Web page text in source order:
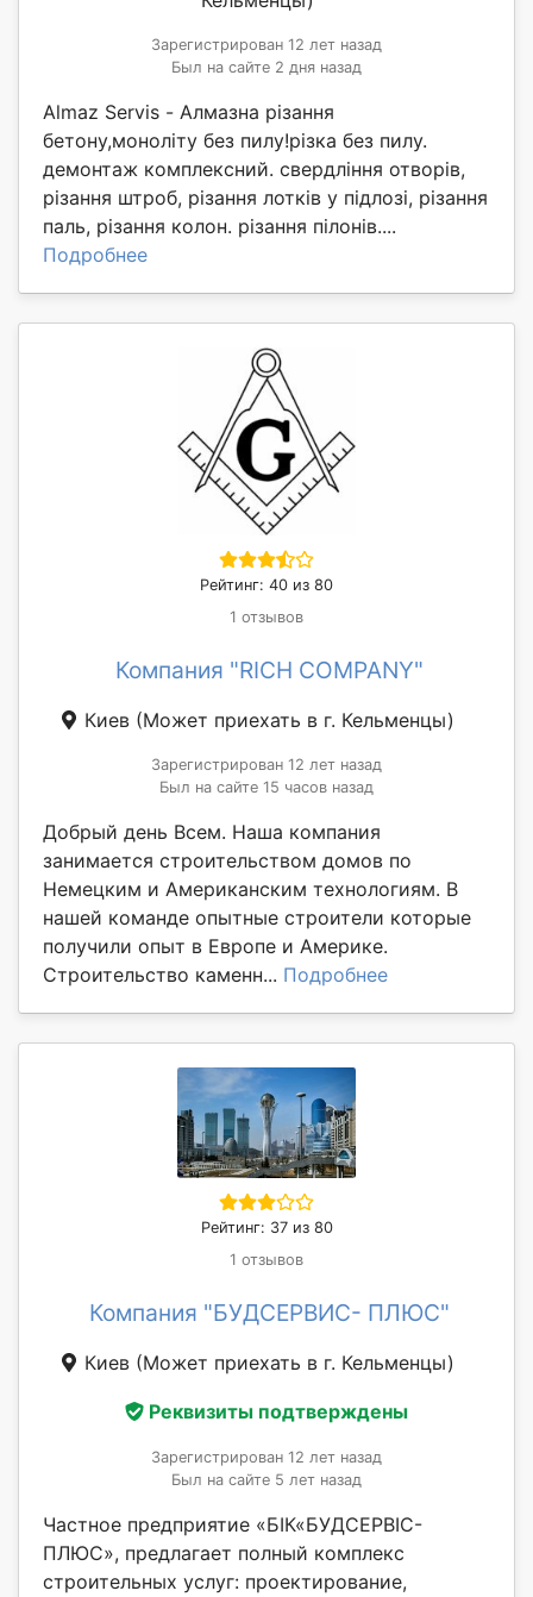
Зарегистрирован 12 лет назад
Был на сайте 2 дня назад
Almaz Servis - Алмазна різання
бетону,моноліту без пилу!різка без пилу.
демонтаж комплексний. свердління отворів,
різання штроб, різання лотків у підлозі, різання
паль, різання колон. різання пілонів....
Подробнее
Рейтинг: 40 из 80
1 отзывов
Компания "RICH COMPANY"
Киев (Может приехать в г. Кельменцы)
Зарегистрирован 12 лет назад
Был на сайте 15 часов назад
Добрый день Всем. Наша компания
занимается строительством домов по
Немецким и Американским технологиям. В
нашей команде опытные строители которые
получили опыт в Европе и Америке.
Строительство каменн... Подробнее
Рейтинг: 37 из 80
1 отзывов
Компания "БУДСЕРВИС- ПЛЮС"
Киев (Может приехать в г. Кельменцы)
Реквизиты подтверждены
Зарегистрирован 12 лет назад
Был на сайте 5 лет назад
Частное предприятие «БІК«БУДСЕРВІС-
ПЛЮС», предлагает полный комплекс
строительных услуг: проектирование,